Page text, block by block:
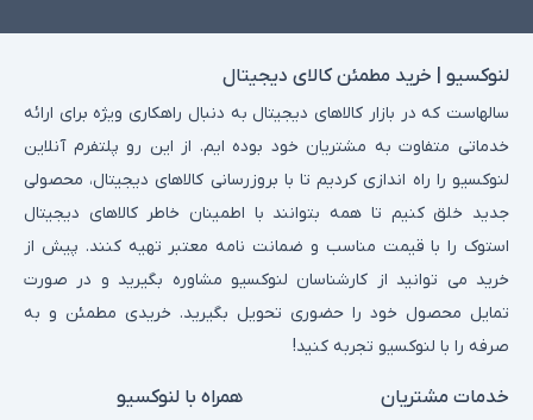
لنوکسیو | خرید مطمئن کالای دیجیتال
سالهاست که در بازار کالاهای دیجیتال به دنبال راهکاری ویژه برای ارائه
خدماتی متفاوت به مشتریان خود بوده ایم. از این رو پلتفرم آنلاین
لنوکسیو را راه اندازی کردیم تا با بروزرسانی کالاهای دیجیتال، محصولی
جدید خلق کنیم تا همه بتوانند با اطمینان خاطر کالاهای دیجیتال
استوک را با قیمت مناسب و ضمانت نامه معتبر تهیه کنند. پیش از
خرید می توانید از کارشناسان لنوکسیو مشاوره بگیرید و در صورت
تمایل محصول خود را حضوری تحویل بگیرید. خریدی مطمئن و به
صرفه را با لنوکسیو تجربه کنید!
خدمات مشتریان همراه با لنوکسیو